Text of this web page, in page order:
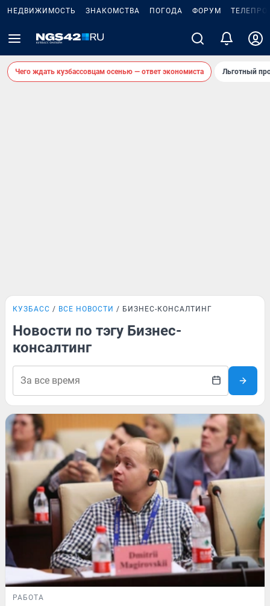
НЕДВИЖИМОСТЬ ЗНАКОМСТВА ПОГОДА ФОРУМ
Чего ждать кузбассовцам осенью — ответ экономиста Льготный
КУЗБАСС ВСЕ НОВОСТИ БИЗНЕС-КОНСАЛТИНГ
Новости по тэгу Бизнес-
консалтинг
РАБОТА